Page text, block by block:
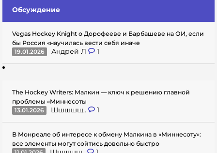
Обсуждение
Vegas Hockey Knight о Дорофееве и Барбашеве на ОИ, если
бы Россия «научилась вести себя иначе
19.01.2026
Андрей Л 1
The Hockey Writers: Малкин — ключ к решению главной
проблемы «Миннесоты
13.01.2026
Шшшшщ.. 1
В Монреале об интересе к обмену Малкина в «Миннесоту»:
все элементы могут сойтись довольно быстро